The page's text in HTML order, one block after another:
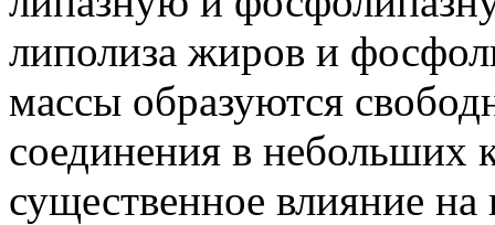
липолиза жиров и
массы образуются
соединения в небольших
существенное влияние